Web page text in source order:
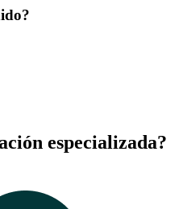
especializada?